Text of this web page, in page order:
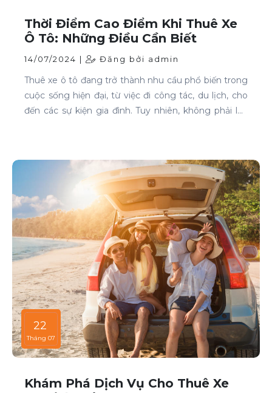
Thời Điểm Cao Điểm Khi Thuê Xe
Ô Tô: Những Điều Cần Biết
14/07/2024 | Đăng bởi admin
Thuê xe ô tô đang trở thành nhu cầu phổ biến trong
cuộc sống hiện đại, từ việc đi công tác, du lịch, cho
đến các sự kiện gia đình. Tuy nhiên, không phải lúc
cao điểm khi thuê xe ô tô và những lưu ý để thuê xe
một cách thông minh và tiết kiệm.
22
Tháng 07
Khám Phá Dịch Vụ Cho Thuê Xe